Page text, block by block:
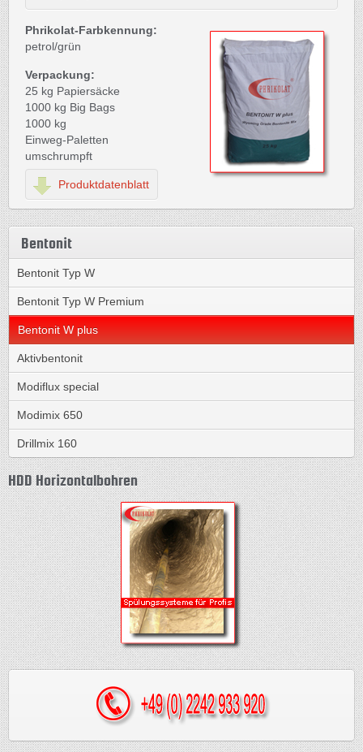
Phrikolat-Farbkennung:
petrol/grün
Verpackung:
25 kg Papiersäcke
1000 kg Big Bags
1000 kg
Einweg-Paletten
umschrumpft
Produktdatenblatt
Bentonit
Bentonit Typ W
Bentonit Typ W Premium
Bentonit W plus
Aktivbentonit
Modiflux special
Modimix 650
Drillmix 160
HDD Horizontalbohren